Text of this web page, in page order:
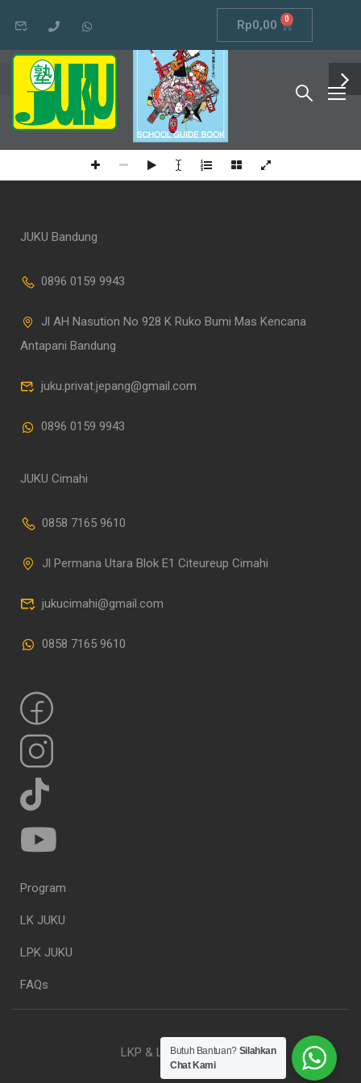
Rp0,00 0
SCHOOL GUIDE BOOK
に
は
、
妥
協
し
た
く
な
い
。
JUKU Bandung
0896 0159 9943
Jl AH Nasution No 928 K Ruko Bumi Mas Kencana
Antapani Bandung
juku.privat.jepang@gmail.com
0896 0159 9943
JUKU Cimahi
0858 7165 9610
Jl Permana Utara Blok E1 Citeureup Cimahi
jukucimahi@gmail.com
0858 7165 9610
Program
LK JUKU
LPK JUKU
FAQs
LKP & LPK JUKU. 2023
Butuh Bantuan? Silahkan
Chat Kami